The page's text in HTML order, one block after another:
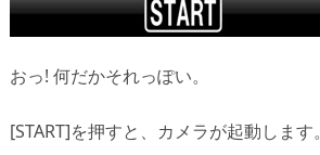
おっ! 何だかそれっぽい。
[START]を押すと、カメラが起動します。